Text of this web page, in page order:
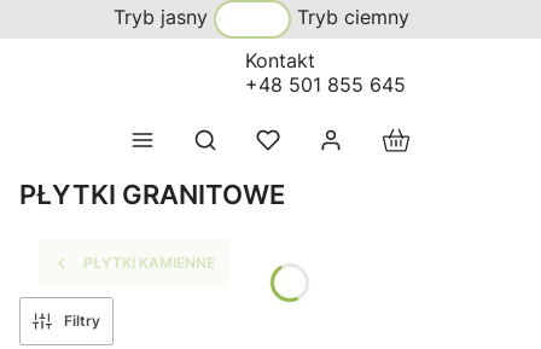
Tryb jasny
Tryb ciemny
Kontakt
+48 501 855 645
Otwórz wyszukiwarkę Produkty w
PŁYTKI GRANITOWE
PŁYTKI KAMIENNE
Filtry